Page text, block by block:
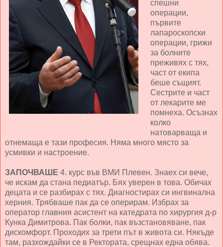
спешни
операции,
първите
лапароскопски
операции, грижи
за болните
преживях с тях,
част от екипа
беше същият.
Сестрите и част
от лекарите ме
помнеха. Осъзнах
колко
натоварваща и
отнемаща е тази професия. Няма много място за
усмивки и настроение.
ЗАПОЧВАШЕ 4. курс във ВМИ Плевен. Знаех си вече,
че искам да стана педиатър. Бях уверен в това. Обичах
децата и се разбирах с тях. Диагностирах си ингвинална
херния. Трябваше пак да се оперирам. Избрах за
оператор главния асистент на катедрата по хирургия д-р
Кунка Димитрова. Пак болки, пак възстановяване, пак
дискомфорт. Проходих за трети път в живота си. Някъде
там, разхождайки се в Ректората, срещнах една обява.